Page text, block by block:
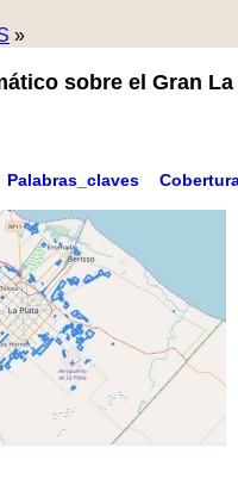
»
sobre el Gran La
Palabras_claves